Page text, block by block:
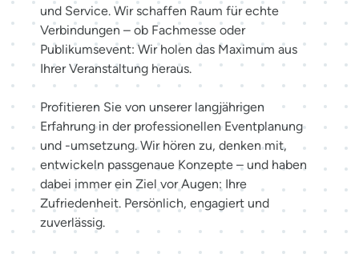
und Service. Wir schaffen Raum für echte
Verbindungen – ob Fachmesse oder
Publikumsevent: Wir holen das Maximum aus
Ihrer Veranstaltung heraus.
Profitieren Sie von unserer langjährigen
Erfahrung in der professionellen Eventplanung
und -umsetzung. Wir hören zu, denken mit,
entwickeln passgenaue Konzepte – und haben
dabei immer ein Ziel vor Augen: Ihre
Zufriedenheit. Persönlich, engagiert und
zuverlässig.